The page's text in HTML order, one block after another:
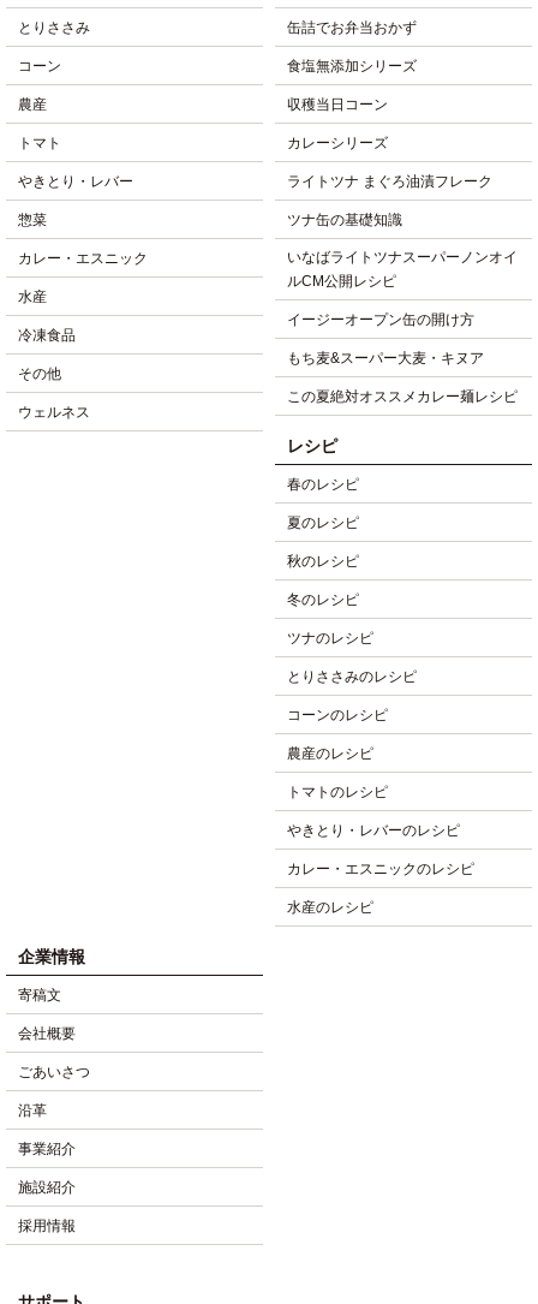
とりささみ
コーン
農産
トマト
やきとり・レバー
惣菜
カレー・エスニック
水産
冷凍食品
その他
ウェルネス
缶詰でお弁当おかず
食塩無添加シリーズ
収穫当日コーン
カレーシリーズ
ライトツナ まぐろ油漬フレーク
ツナ缶の基礎知識
いなばライトツナスーパーノンオイ
ルCM公開レシピ
イージーオープン缶の開け方
もち麦&スーパー大麦・キヌア
この夏絶対オススメカレー麺レシピ
レシピ
春のレシピ
夏のレシピ
秋のレシピ
冬のレシピ
ツナのレシピ
とりささみのレシピ
コーンのレシピ
農産のレシピ
トマトのレシピ
やきとり・レバーのレシピ
カレー・エスニックのレシピ
水産のレシピ
企業情報
寄稿文
会社概要
ごあいさつ
沿革
事業紹介
施設紹介
採用情報